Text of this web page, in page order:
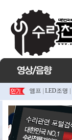
앰프 LED조명